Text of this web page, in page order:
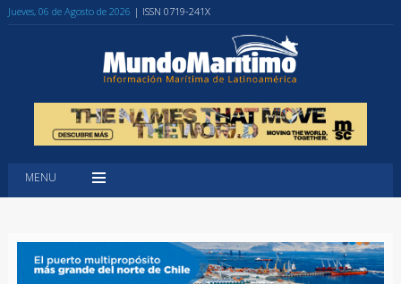
Jueves, 06 de Agosto de 2026 | ISSN 0719-241X
MENU